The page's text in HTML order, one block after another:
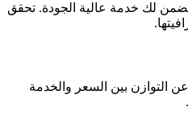
لك خدمة عالية الجودة. تحقق
التوازن بين السعر والخدمة